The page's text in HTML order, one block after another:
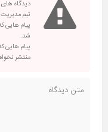
دیدگاه
تیم
پیام هایی
شد.
پیام هایی
منتشر